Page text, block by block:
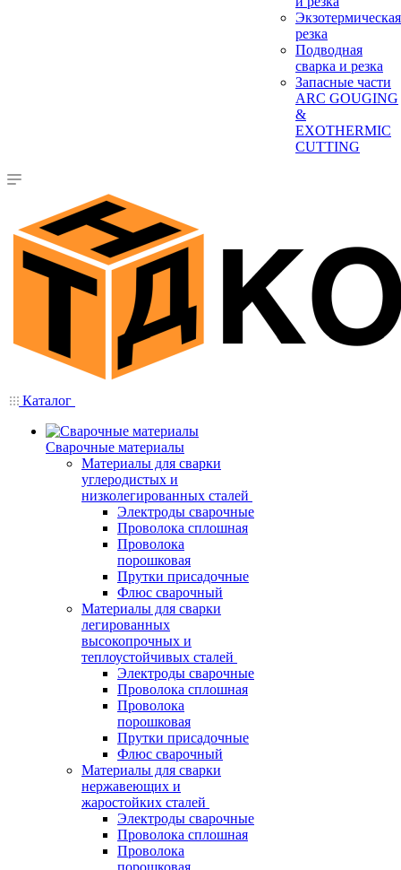
Экзотермическая
резка
Подводная
сварка и резка
Запасные части
ARC GOUGING
&
EXOTHERMIC
CUTTING
Каталог
Сварочные материалы
Материалы для сварки
углеродистых и
низколегированных сталей
Электроды сварочные
Проволока сплошная
Проволока
порошковая
Прутки присадочные
Флюс сварочный
Материалы для сварки
легированных
высокопрочных и
теплоустойчивых сталей
Электроды сварочные
Проволока сплошная
Проволока
порошковая
Прутки присадочные
Флюс сварочный
Материалы для сварки
нержавеющих и
жаростойких сталей
Электроды сварочные
Проволока сплошная
Проволока
порошковая